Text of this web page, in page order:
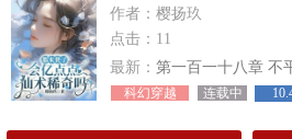
作者：樱扬玖
点击：11
最新： 第一百一十八章 不
科幻穿越 连载中